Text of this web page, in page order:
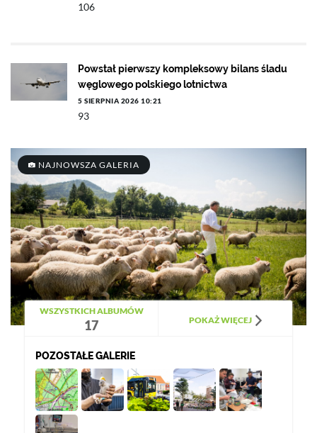
106
Powstał pierwszy kompleksowy bilans śladu
węglowego polskiego lotnictwa
5 SIERPNIA 2026 10:21
93
NAJNOWSZA GALERIA
WSZYSTKICH ALBUMÓW
17 POKAŻ WIĘCEJ
POZOSTAŁE GALERIE